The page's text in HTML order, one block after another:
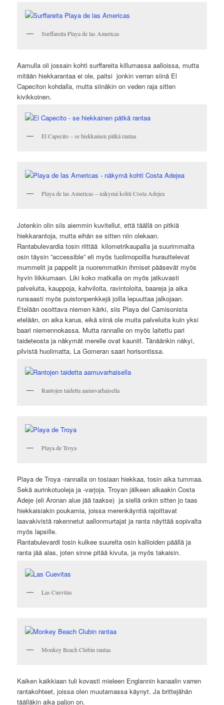
Surffareita Playa de las Americas
Aamulla oli jossain kohti surffareita killumassa aalloissa, mutta
mitään hiekkarantaa ei ole, paitsi jonkin verran siinä El
Capeciton kohdalla, mutta siinäkin on veden raja sitten
kivikkoinen.
El Capecito – se hiekkainen pätkä rantaa
Playa de las Americas – näkymä kohti Costa Adejea
Jotenkin olin siis aiemmin kuvitellut, että täällä on pitkiä
hiekkarantoja, mutta eihän se sitten niin olekaan.
Rantabulevardia tosin riittää kilometrikaupalla ja suurimmalta
osin täysin ”accessible” eli myös tuolimopoilla hurauttelevat
mummelit ja pappelit ja nuoremmatkin ihmiset pääsevät myös
hyvin liikkumaan. Liki koko matkalla on myös jatkuvasti
palveluita, kauppoja, kahviloita, ravintoloita, baareja ja aika
runsaasti myös puistonpenkkejä joilla lepuuttaa jalkojaan.
Etelään osoittava niemen kärki, siis Playa del Camisonista
etelään, on aika karua, eikä siinä ole muita palveluita kuin yksi
baari niemennokassa. Mutta rannalle on myös laitettu pari
taideteosta ja näkymät merelle ovat kauniit. Tänäänkin näkyi,
pilvistä huolimatta, La Gomeran saari horisontissa.
Rantojen taidetta aamuvarhaisella
Playa de Troya
Playa de Troya -rannalla on tosiaan hiekkaa, tosin aika tummaa.
Sekä aurinkotuoleja ja -varjoja. Troyan jälkeen alkaakin Costa
Adeje (eli Aronan alue jää taakse) ja siellä onkin sitten jo taas
hiekkaisiakin poukamia, joissa merenkäyntiä rajoittavat
laavakivistä rakennetut aallonmurtajat ja ranta näyttää sopivalta
myös lapsille.
Rantabulevardi tosin kulkee suurelta osin kallioiden päällä ja
ranta jää alas, joten sinne pitää kivuta, ja myös takaisin.
Las Cuevitas
Monkey Beach Clubin rantaa
Kaiken kaikkiaan tuli kovasti mieleen Englannin kanaalin varren
rantakohteet, joissa olen muutamassa käynyt. Ja brittejähän
täälläkin aika paljon on.